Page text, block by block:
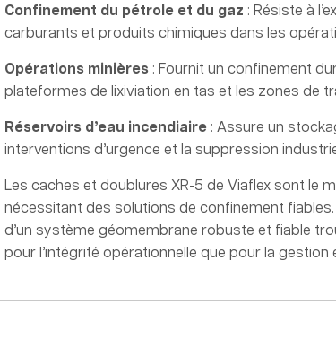
Confinement du pétrole et du gaz : Résiste à
carburants et produits chimiques dans les
Opérations minières : Fournit un confinement
plateformes de lixiviation en tas et les zones de
Réservoirs d’eau incendiaire : Assure un
interventions d’urgence et la suppression
Les caches et doublures XR-5 de Viaflex sont le
nécessitant des solutions de confinement
d’un système géomembrane robuste et fiable
pour l’intégrité opérationnelle que pour la gestion